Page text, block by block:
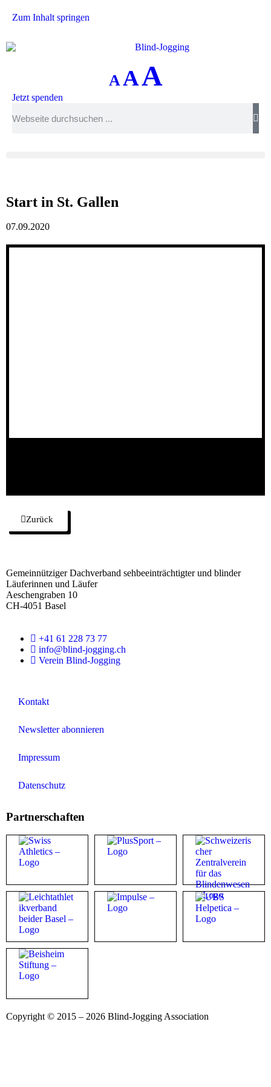
Zum Inhalt springen
AAA
Jetzt spenden
Start in St. Gallen
07.09.2020
Zurück
o
t
e
Gemeinnütziger Dachverband sehbeeinträchtigter und blinder
Läuferinnen und Läufer
Aeschengraben 10
CH-4051 Basel
+41 61 228 73 77
info@blind-jogging.ch
Verein Blind-Jogging
Kontakt
Newsletter abonnieren
Impressum
Datenschutz
Partnerschaften
Copyright © 2015 – 2026 Blind-Jogging Association